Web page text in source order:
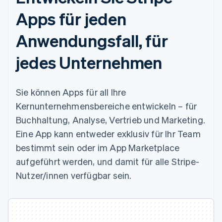
Apps für jeden
Anwendungsfall, für
jedes Unternehmen
Sie können Apps für all Ihre
Kernunternehmensbereiche entwickeln – für
Buchhaltung, Analyse, Vertrieb und Marketing.
Eine App kann entweder exklusiv für Ihr Team
bestimmt sein oder im App Marketplace
aufgeführt werden, und damit für alle Stripe-
Nutzer/innen verfügbar sein.